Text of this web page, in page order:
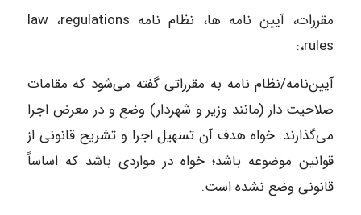
مقررات، آیین نامه ها، نظام نامه law ،regulations
،rules:
آیین‌نامه/نظام نامه به مقرراتی گفته می‌شود که مقامات
صلاحیت دار (مانند وزیر و شهردار) وضع و در معرض اجرا
می‌گذارند. خواه هدف آن تسهیل اجرا و تشریح قانونی از
قوانین موضوعه باشد؛ خواه در مواردی باشد که اساساً
قانونی وضع نشده است.